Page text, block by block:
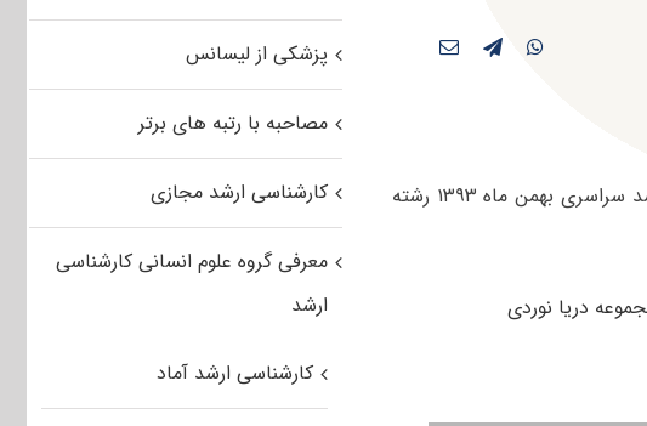
کاربران عزیز مستر تست می توانند دانلود سوالات کنکور کارشناسی ارشد سراسری بهمن ماه ۱۳۹۳ رشته
پزشکی از لیسانس
مصاحبه با رتبه های برتر
کارشناسی ارشد مجازی
معرفی گروه علوم انسانی کارشناسی
ارشد
کارشناسی ارشد آماد